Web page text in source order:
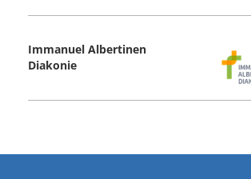
Immanuel Albertinen
Diakonie